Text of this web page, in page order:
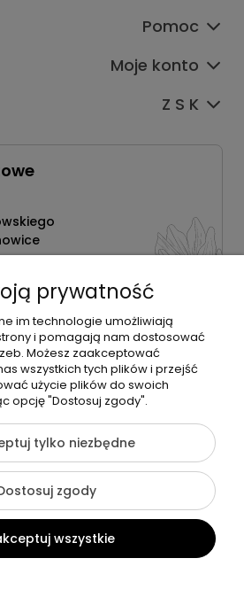
Pomoc
Moje konto
Z S K
Zastrzeżone | Zrób Sobie Krem
Flex byEcommercy
pełną wersję strony
Shoper Premium
prywatność
im technologie umożliwiają
i pomagają nam dostosować
Możesz zaakceptować
wszystkich tych plików i przejść
użycie plików do swoich
opcję "Dostosuj zgody".
tylko niezbędne
zgody
wszystkie